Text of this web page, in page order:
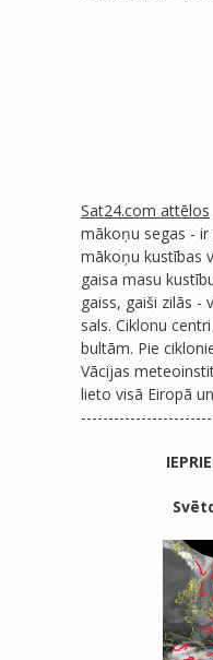
Sat24.com attēlos
mākoņu segas -
mākoņu kustības
gaisa masu
gaiss, gaiši zilās -
sals. Ciklonu
bultām. Pie
Vācijas
lieto visā Eiropā
------------------------